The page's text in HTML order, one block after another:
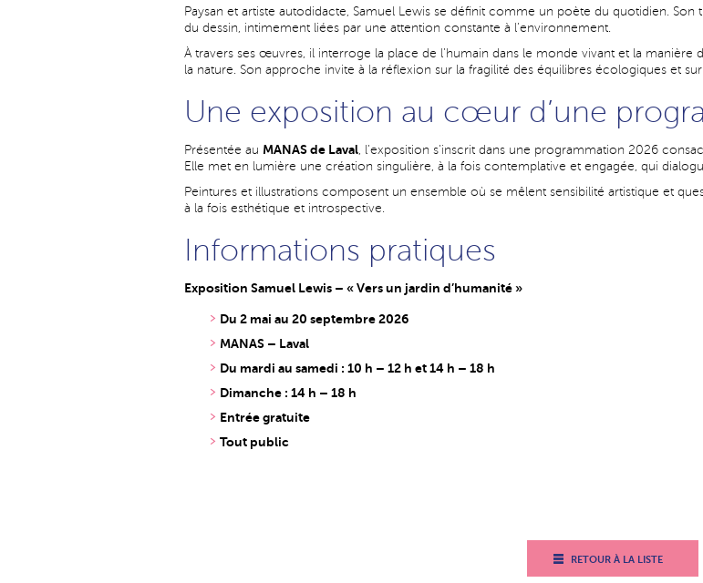
Paysan et artiste autodidacte, Samuel Lewis se définit comme un poète du quotidien.
du dessin, intimement liées par une attention constante à l’environnement.
À travers ses œuvres, il interroge la place de l’humain dans le monde vivant et la
la nature. Son approche invite à la réflexion sur la fragilité des équilibres écologiques et
Une exposition au cœur d’une
Présentée au MANAS de Laval, l’exposition s’inscrit dans une programmation 2026
Elle met en lumière une création singulière, à la fois contemplative et engagée, qui
Peintures et illustrations composent un ensemble où se mêlent sensibilité artistique et
à la fois esthétique et introspective.
Informations pratiques
Exposition Samuel Lewis – « Vers un jardin d’humanité »
Du 2 mai au 20 septembre 2026
MANAS – Laval
Du mardi au samedi : 10 h – 12 h et 14 h – 18 h
Dimanche : 14 h – 18 h
Entrée gratuite
Tout public
RETOUR À LA LISTE